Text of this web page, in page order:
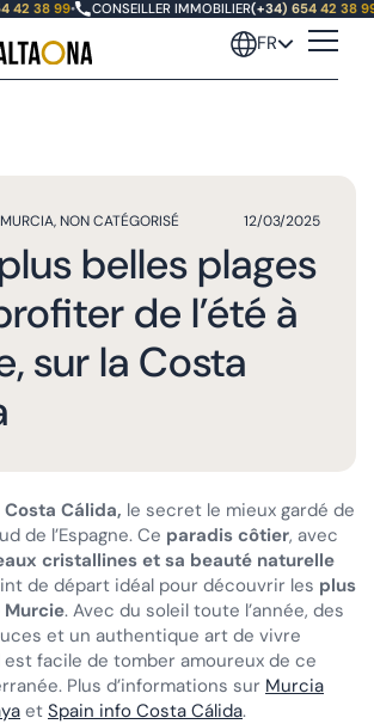
38 99• CONSEILLER IMMOBILIER(+34) 654 42 38 99•
FR
MURCIA, NON CATÉGORISÉ 12/03/2025
belles plages
de l’été à
sur la Costa
Cálida, le secret le mieux gardé de
de l’Espagne. Ce paradis côtier, avec
cristallines et sa beauté naturelle
de départ idéal pour découvrir les plus
Murcie. Avec du soleil toute l’année, des
et un authentique art de vivre
facile de tomber amoureux de ce
Plus d’informations sur Murcia
et Spain info Costa Cálida.